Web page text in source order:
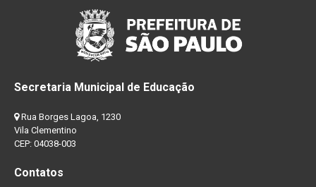
Secretaria Municipal de Educação
Rua Borges Lagoa, 1230
Vila Clementino
CEP: 04038-003
Contatos